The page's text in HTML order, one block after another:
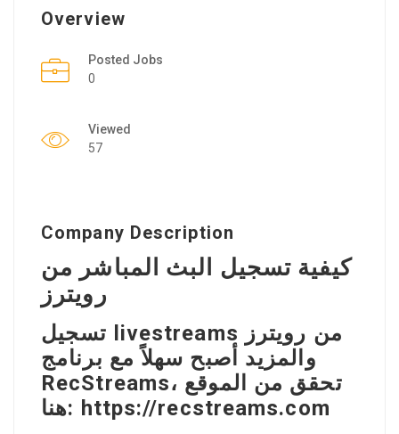
Overview
Posted Jobs
0
Viewed
57
Company Description
كيفية تسجيل البث المباشر من
رويترز
تسجيل livestreams من رويترز
والمزيد أصبح سهلاً مع برنامج
RecStreams، تحقق من الموقع
هنا: https://recstreams.com